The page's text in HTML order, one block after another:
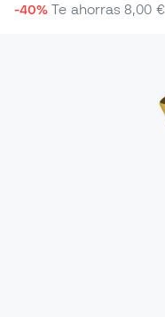
-40% Te ahorras8,00 €